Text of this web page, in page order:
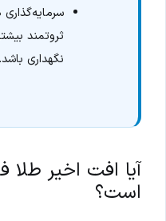
سرمایه‌گذاری
ثروتمند
نگهداری باشد.
آیا افت اخیر طلا
است؟